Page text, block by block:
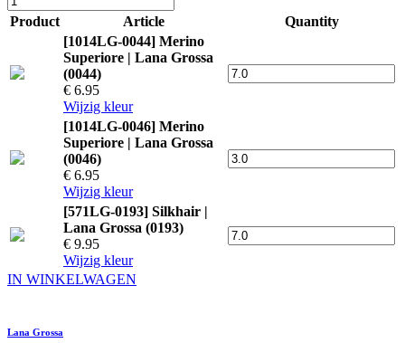
Product Article
Quantity
[1014LG-0044] Merino
Superiore | Lana Grossa
(0044)
€ 6.95
Wijzig kleur
[1014LG-0046] Merino
Superiore | Lana Grossa
(0046)
€ 6.95
Wijzig kleur
[571LG-0193] Silkhair |
Lana Grossa (0193)
€ 9.95
Wijzig kleur
IN WINKELWAGEN
Lana Grossa